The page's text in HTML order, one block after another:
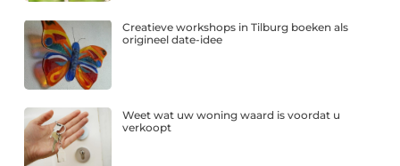
Creatieve workshops in Tilburg boeken als
origineel date-idee
Weet wat uw woning waard is voordat u
verkoopt